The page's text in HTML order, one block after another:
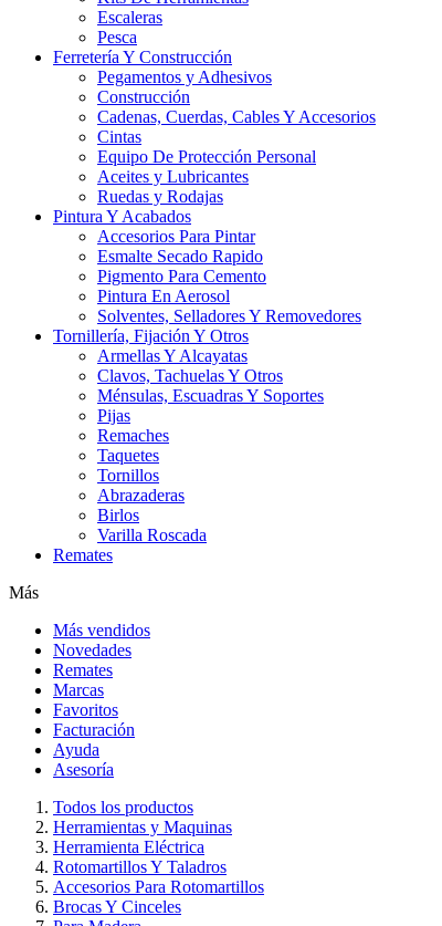
Escaleras
Pesca
Ferretería Y Construcción
Pegamentos y Adhesivos
Construcción
Cadenas, Cuerdas, Cables Y Accesorios
Cintas
Equipo De Protección Personal
Aceites y Lubricantes
Ruedas y Rodajas
Pintura Y Acabados
Accesorios Para Pintar
Esmalte Secado Rapido
Pigmento Para Cemento
Pintura En Aerosol
Solventes, Selladores Y Removedores
Tornillería, Fijación Y Otros
Armellas Y Alcayatas
Clavos, Tachuelas Y Otros
Ménsulas, Escuadras Y Soportes
Pijas
Remaches
Taquetes
Tornillos
Abrazaderas
Birlos
Varilla Roscada
Remates
Más
Más vendidos
Novedades
Remates
Marcas
Favoritos
Facturación
Ayuda
Asesoría
Todos los productos
Herramientas y Maquinas
Herramienta Eléctrica
Rotomartillos Y Taladros
Accesorios Para Rotomartillos
Brocas Y Cinceles